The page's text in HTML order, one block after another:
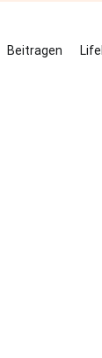
Beitragen